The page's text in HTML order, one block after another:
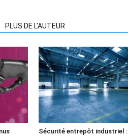
PLUS DE L'AUTEUR
Sécurité entrepôt industriel :